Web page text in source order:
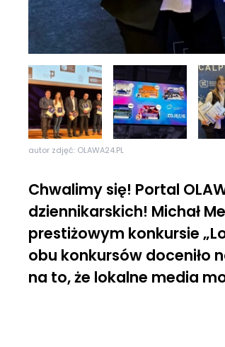
autor zdjęć: OLAWA24.PL
Chwalimy się! Portal
dziennikarskich! Michał
prestiżowym konkursie
obu konkursów doceniło
na to, że lokalne media